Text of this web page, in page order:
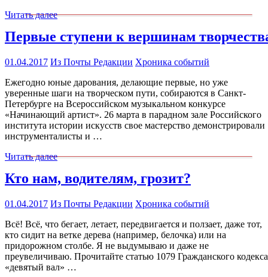
Читать далее
Первые ступени к вершинам
01.04.2017 Из Почты Редакции Хроника событий
Ежегодно юные дарования, делающие первые, но уже
уверенные шаги на творческом пути, собираются в Санкт-
Петербурге на Всероссийском музыкальном конкурсе
«Начинающий артист». 26 марта в парадном зале Российского
института истории искусств свое мастерство демонстрировали
инструменталисты и …
Читать далее
Кто нам, водителям, грозит?
01.04.2017 Из Почты Редакции Хроника событий
Всё! Всё, что бегает, летает, передвигается и ползает, даже тот,
кто сидит на ветке дерева (например, белочка) или на
придорожном столбе. Я не выдумываю и даже не
преувеличиваю. Прочитайте статью 1079 Гражданского
«девятый вал» …